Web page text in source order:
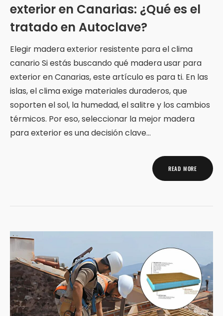
exterior en Canarias: ¿Qué es el
tratado en Autoclave?
Elegir madera exterior resistente para el clima
canario Si estás buscando qué madera usar para
exterior en Canarias, este artículo es para ti. En las
islas, el clima exige materiales duraderos, que
soporten el sol, la humedad, el salitre y los cambios
térmicos. Por eso, seleccionar la mejor madera
para exterior es una decisión clave…
READ MORE